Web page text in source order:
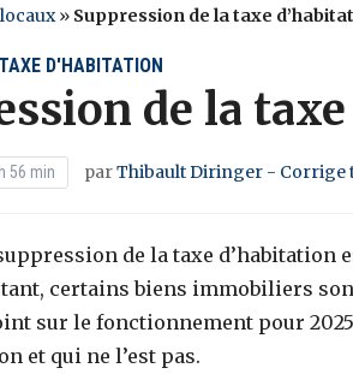
» Suppression de la taxe
TAXE D'HABITATION
de la
56 min parThibault Diringer - Corrige
de la taxe d’habitation
certains biens immobiliers
sur le fonctionnement pour
et qui ne l’est pas.